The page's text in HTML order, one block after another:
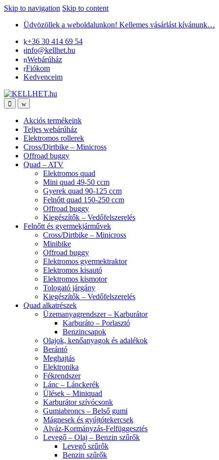
Skip to navigation Skip to content
Üdvözöllek a weboldalunkon! Kellemes vásárlást kívánunk…
+36 30 414 69 54
info@kellhet.hu
Webárúház
Fiókom
Kedvenceim
Akciós termékeink
Teljes webárúház
Elektromos rollerek
Cross/Dirtbike – Minicross
Offroad buggy
Quad – ATV
Elektromos quad
Mini quad 49-50 ccm
Gyerek quad 90-125 ccm
Felnőtt quad 150-250 ccm
Offroad buggy
Kiegészítők – Vedőfelszerelés
Felnőtt és gyermekjárművek
Cross/Dirtbike – Minicross
Minibike
Offroad buggy
Elektromos gyermektraktor
Elektromos kisautó
Elektromos kismotor
Tologató járgány
Kiegészítők – Vedőfelszerelés
Quad alkatrészek
Üzemanyagrendszer – Karburátor
Karburáto – Porlasztó
Benzincsapok
Olajok, kenőanyagok és adalékok
Berántó
Meghajtás
Elektronika
Fékrendszer
Lánc – Lánckerék
Ülések – Miniquad
Karburátor szívócsonk
Gumiabroncs – Belső gumi
Mágnesek és gyújtótekercsek
Alváz-Kormányzás-Felfüggesztés
Levegő – Olaj – Benzin szűrők
Levegő szűrők
Benzin szűrők